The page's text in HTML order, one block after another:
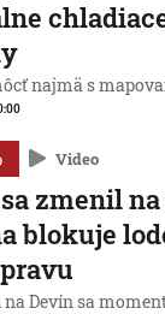
najmä s
Video
zmenil
blokuje
Devín sa